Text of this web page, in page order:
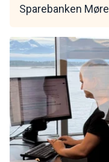
Sparebanken Møre